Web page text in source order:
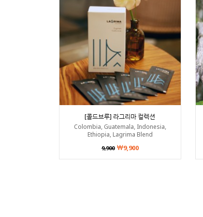
[콜드브루] 라그리마 컬렉션
Colombia, Guatemala, Indonesia,
Ethiopia, Lagrima Blend
9,900 9,900